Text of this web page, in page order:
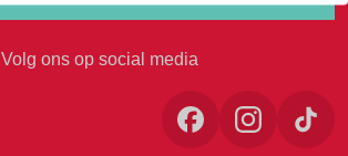
Volg ons op social media